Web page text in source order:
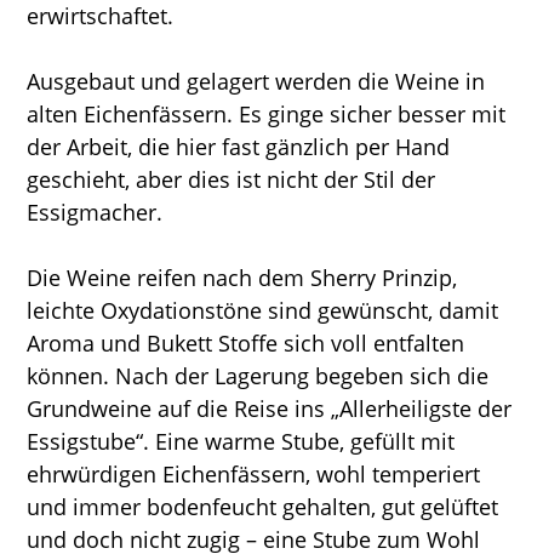
erwirtschaftet.
Ausgebaut und gelagert werden die Weine in
alten Eichenfässern. Es ginge sicher besser mit
der Arbeit, die hier fast gänzlich per Hand
geschieht, aber dies ist nicht der Stil der
Essigmacher.
Die Weine reifen nach dem Sherry Prinzip,
leichte Oxydationstöne sind gewünscht, damit
Aroma und Bukett Stoffe sich voll entfalten
können. Nach der Lagerung begeben sich die
Grundweine auf die Reise ins „Allerheiligste der
Essigstube“. Eine warme Stube, gefüllt mit
ehrwürdigen Eichenfässern, wohl temperiert
und immer bodenfeucht gehalten, gut gelüftet
und doch nicht zugig – eine Stube zum Wohl